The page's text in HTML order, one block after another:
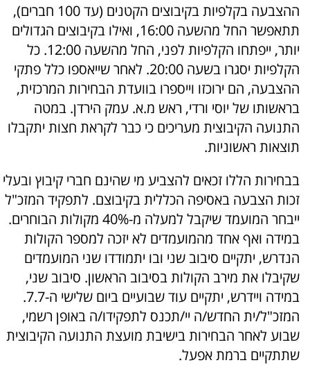
ההצבעה בקלפיות בקיבוצים הקטנים (עד 100 חברים),
תתאפשר החל מהשעה 16:00, ואילו בקיבוצים הגדולים
יותר, ייפתחו הקלפיות לפני, החל מהשעה 12:00. כל
הקלפיות יסגרו בשעה 20:00. לאחר שייאספו כלל פתקי
ההצבעה, הם ירוכזו וייספרו בוועדת הבחירות המרכזית,
בראשותו של יוסי ורדי, ראש מ.א. עמק הירדן. במטה
התנועה הקיבוצית מעריכים כי כבר לקראת חצות יתקבלו
תוצאות ראשוניות.
בבחירות הללו זכאים להצביע מי שהינם חברי קיבוץ ובעלי
זכות הצבעה באסיפה הכללית בקיבוצם. לתפקיד המזכ"ל
ייבחר המועמד שיקבל למעלה מ-40% מקולות הבוחרים.
במידה ואף אחד מהמועמדים לא יזכה למספר הקולות
הנדרש, יתקיים סיבוב שני ובו יתמודדו שני המועמדים
שקיבלו את מירב הקולות בסיבוב הראשון. סיבוב שני,
במידה ויידרש, יתקיים עוד שבועיים ביום שלישי ה-7.7.
המזכ"ל/ית החדש/ה יי/תכנס לתפקידו/ה באופן רשמי,
שבוע לאחר הבחירות בישיבת מועצת התנועה הקיבוצית
שתתקיים ברמת אפעל.